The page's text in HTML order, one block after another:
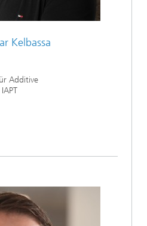
Kelbassa
Additive